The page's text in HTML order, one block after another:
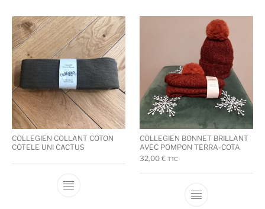
COLLEGIEN COLLANT COTON
COTELE UNI CACTUS
COLLEGIEN BONNET BRILLANT
AVEC POMPON TERRA-COTA
32,00 € TTC
Ce produit a